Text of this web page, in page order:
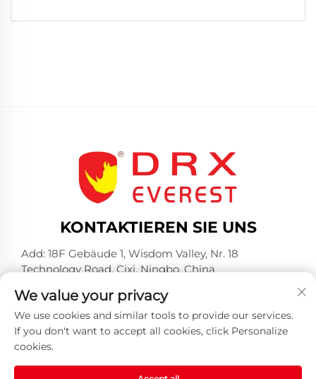
KONTAKTIEREN SIE UNS
Add: 18F Gebäude 1, Wisdom Valley, Nr. 18
Technology Road, Cixi, Ningbo, China
Tel.: +86-574-23660321
E-Mail:[email protected]
We value your privacy
We use cookies and similar tools to provide our services.
If you don't want to accept all cookies, click Personalize
cookies.